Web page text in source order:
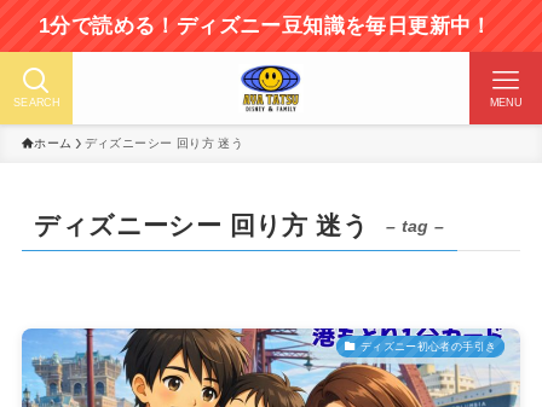
読める！ディズニー豆知識を毎日更新中！
SEARCH MENU
ホーム ディズニーシー 回り方 迷う
ディズニーシー 回り方 迷う – tag –
ディズニー初心者の手引き